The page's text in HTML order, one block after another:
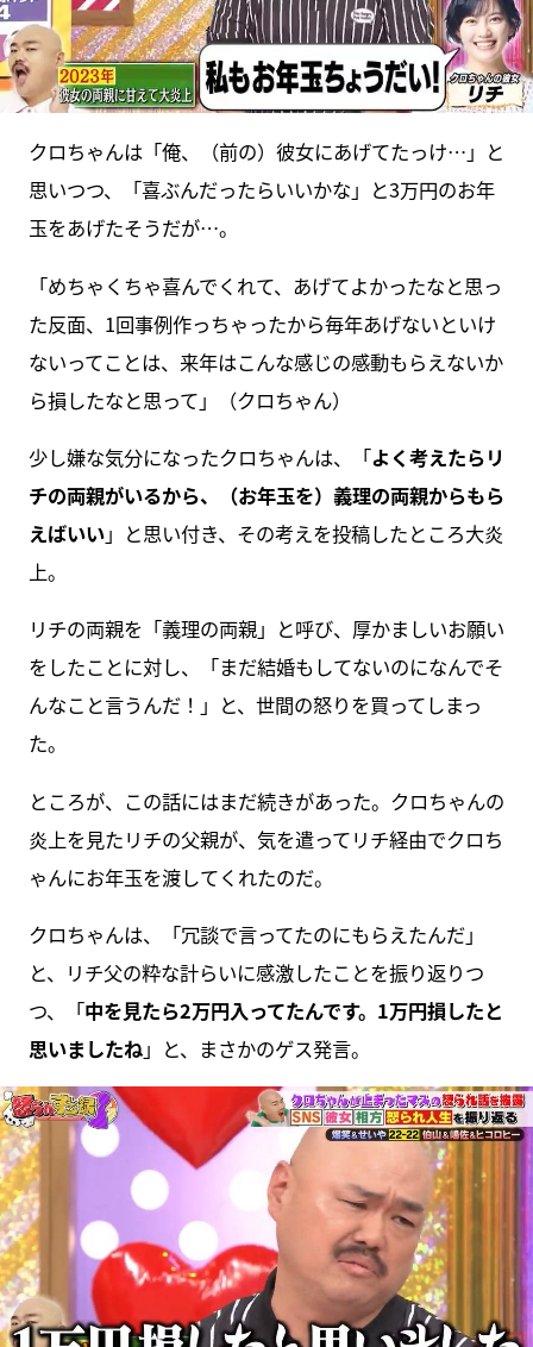
クロちゃんは「俺、（前の）彼女にあげてたっけ…」と
思いつつ、「喜ぶんだったらいいかな」と3万円のお年
玉をあげたそうだが…。
「めちゃくちゃ喜んでくれて、あげてよかったなと思っ
た反面、1回事例作っちゃったから毎年あげないといけ
ないってことは、来年はこんな感じの感動もらえないか
ら損したなと思って」（クロちゃん）
少し嫌な気分になったクロちゃんは、「よく考えたらリ
チの両親がいるから、（お年玉を）義理の両親からもら
えばいい」と思い付き、その考えを投稿したところ大炎
上。
リチの両親を「義理の両親」と呼び、厚かましいお願い
をしたことに対し、「まだ結婚もしてないのになんでそ
んなこと言うんだ！」と、世間の怒りを買ってしまっ
た。
ところが、この話にはまだ続きがあった。クロちゃんの
炎上を見たリチの父親が、気を遣ってリチ経由でクロち
ゃんにお年玉を渡してくれたのだ。
クロちゃんは、「冗談で言ってたのにもらえたんだ」
と、リチ父の粋な計らいに感激したことを振り返りつ
つ、「中を見たら2万円入ってたんです。1万円損したと
思いましたね」と、まさかのゲス発言。